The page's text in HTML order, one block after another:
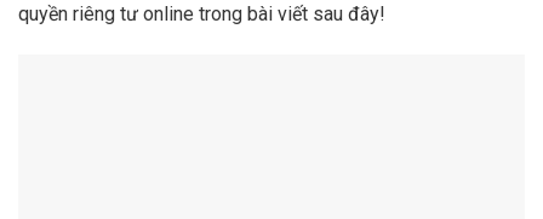
quyền riêng tư online trong bài viết sau đây!